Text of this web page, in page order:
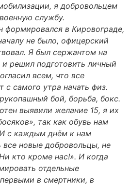
я добровольцем
службу.
формировался в Кировограде,
не было, офицерский
Я был сержантом на
решил подготовить личный
всем, что все
самого утра начать физ.
бой, борьба, бокс.
выявили желание 15, я их
так как обувь нам
с каждым днём к нам
все новые добровольцы, не
кто кроме нас!». И когда
отдельные
в смертники, в